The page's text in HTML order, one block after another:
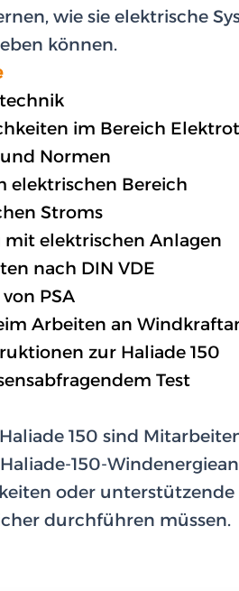
wie sie elektrische
können.
im Bereich
Normen
elektrischen Bereich
Stroms
elektrischen Anlagen
nach DIN VDE
PSA
Arbeiten an
zur Haliade 150
Test
150 sind
150-
oder
durchführen müssen.